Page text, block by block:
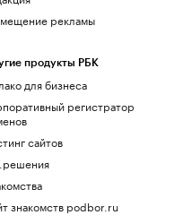
рекламы
продукты РБК
для бизнеса
регистратор
сайтов
знакомств podbor.ru